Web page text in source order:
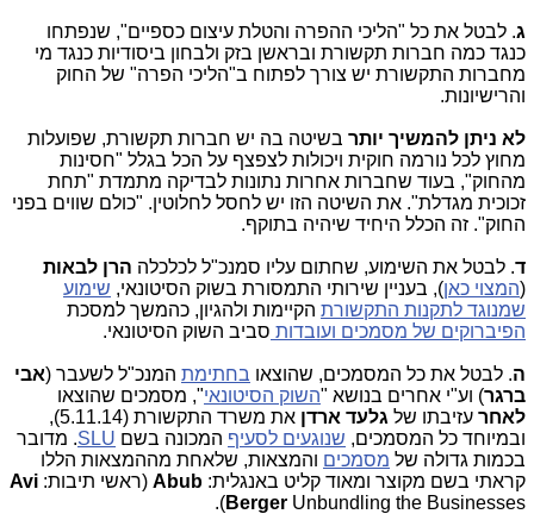
ג. לבטל את כל "הליכי ההפרה והטלת עיצום כספיים", שנפתחו
כנגד כמה חברות תקשורת ובראשן בזק ולבחון ביסודיות כנגד מי
מחברות התקשורת יש צורך לפתוח ב"הליכי הפרה" של החוק
והרישיונות.
לא ניתן להמשיך יותר בשיטה בה יש חברות תקשורת, שפועלות
מחוץ לכל נורמה חוקית ויכולות לצפצף על הכל בגלל "חסינות
מהחוק", בעוד שחברות אחרות נתונות לבדיקה מתמדת "תחת
זכוכית מגדלת". את השיטה הזו יש לחסל לחלוטין. "כולם שווים בפני
החוק". זה הכלל היחיד שיהיה בתוקף.
ד. לבטל את השימוע, שחתום עליו סמנכ"ל לכלכלה הרן לבאות
(המצוי כאן), בעניין שירותי התמסורת בשוק הסיטונאי, שימוע
שמנוגד לתקנות התקשורת הקיימות ולהגיון, כהמשך למסכת
הפיברוקים של מסמכים ועובדות סביב השוק הסיטונאי.
ה. לבטל את כל המסמכים, שהוצאו בחתימת המנכ"ל לשעבר (אבי
ברגר) וע"י אחרים בנושא "השוק הסיטונאי", מסמכים שהוצאו
לאחר עזיבתו של גלעד ארדן
את משרד התקשורת (5.11.14),
ובמיוחד כל המסמכים, שנוגעים לסעיף המכונה בשם SLU. מדובר
בכמות גדולה של מסמכים והמצאות, שלאחת מההמצאות הללו
קראתי בשם מקוצר ומאוד קליט באנגלית: Abub (ראשי תיבות: Avi
Berger Unbundling the Businesses).